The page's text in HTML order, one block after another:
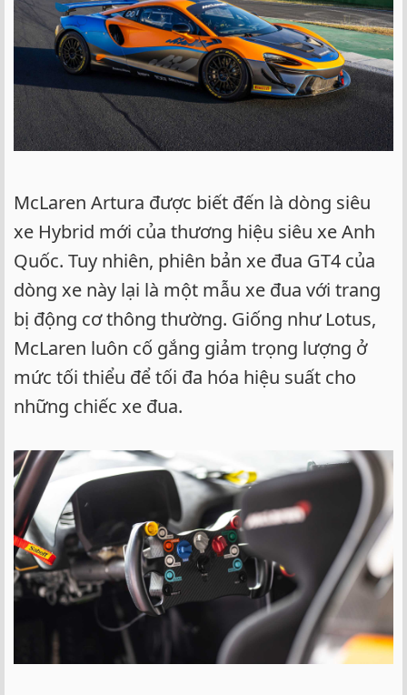
McLaren Artura được biết đến là dòng siêu
xe Hybrid mới của thương hiệu siêu xe Anh
Quốc. Tuy nhiên, phiên bản xe đua GT4 của
dòng xe này lại là một mẫu xe đua với trang
bị động cơ thông thường. Giống như Lotus,
McLaren luôn cố gắng giảm trọng lượng ở
mức tối thiểu để tối đa hóa hiệu suất cho
những chiếc xe đua.